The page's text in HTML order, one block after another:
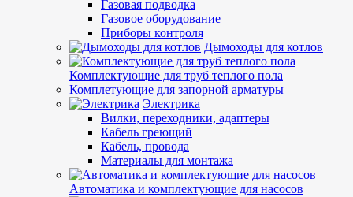
Газовая подводка
Газовое оборудование
Приборы контроля
Дымоходы для котлов
Комплектующие для труб теплого пола
Комплетующие для запорной арматуры
Электрика
Вилки, переходники, адаптеры
Кабель греющий
Кабель, провода
Материалы для монтажа
Автоматика и комплектующие для насосов